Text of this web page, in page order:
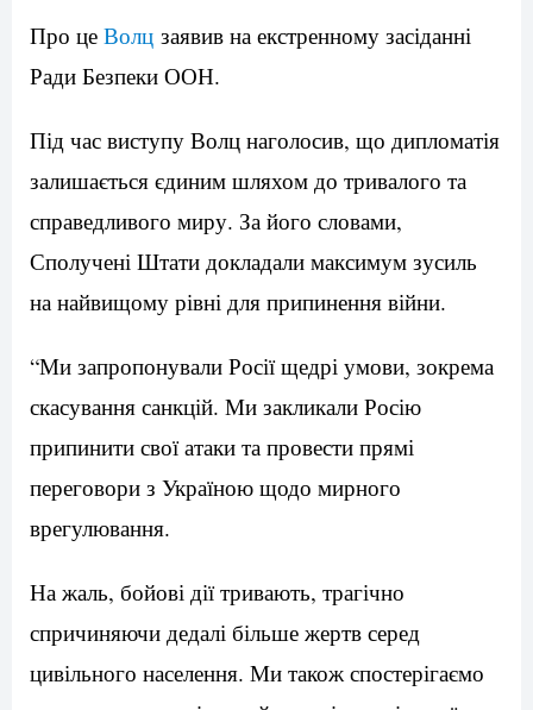
Про це Волц заявив на екстренному засіданні
Ради Безпеки ООН.
Під час виступу Волц наголосив, що дипломатія
залишається єдиним шляхом до тривалого та
справедливого миру. За його словами,
Сполучені Штати докладали максимум зусиль
на найвищому рівні для припинення війни.
“Ми запропонували Росії щедрі умови, зокрема
скасування санкцій. Ми закликали Росію
припинити свої атаки та провести прямі
переговори з Україною щодо мирного
врегулювання.
На жаль, бойові дії тривають, трагічно
спричиняючи дедалі більше жертв серед
цивільного населення. Ми також спостерігаємо